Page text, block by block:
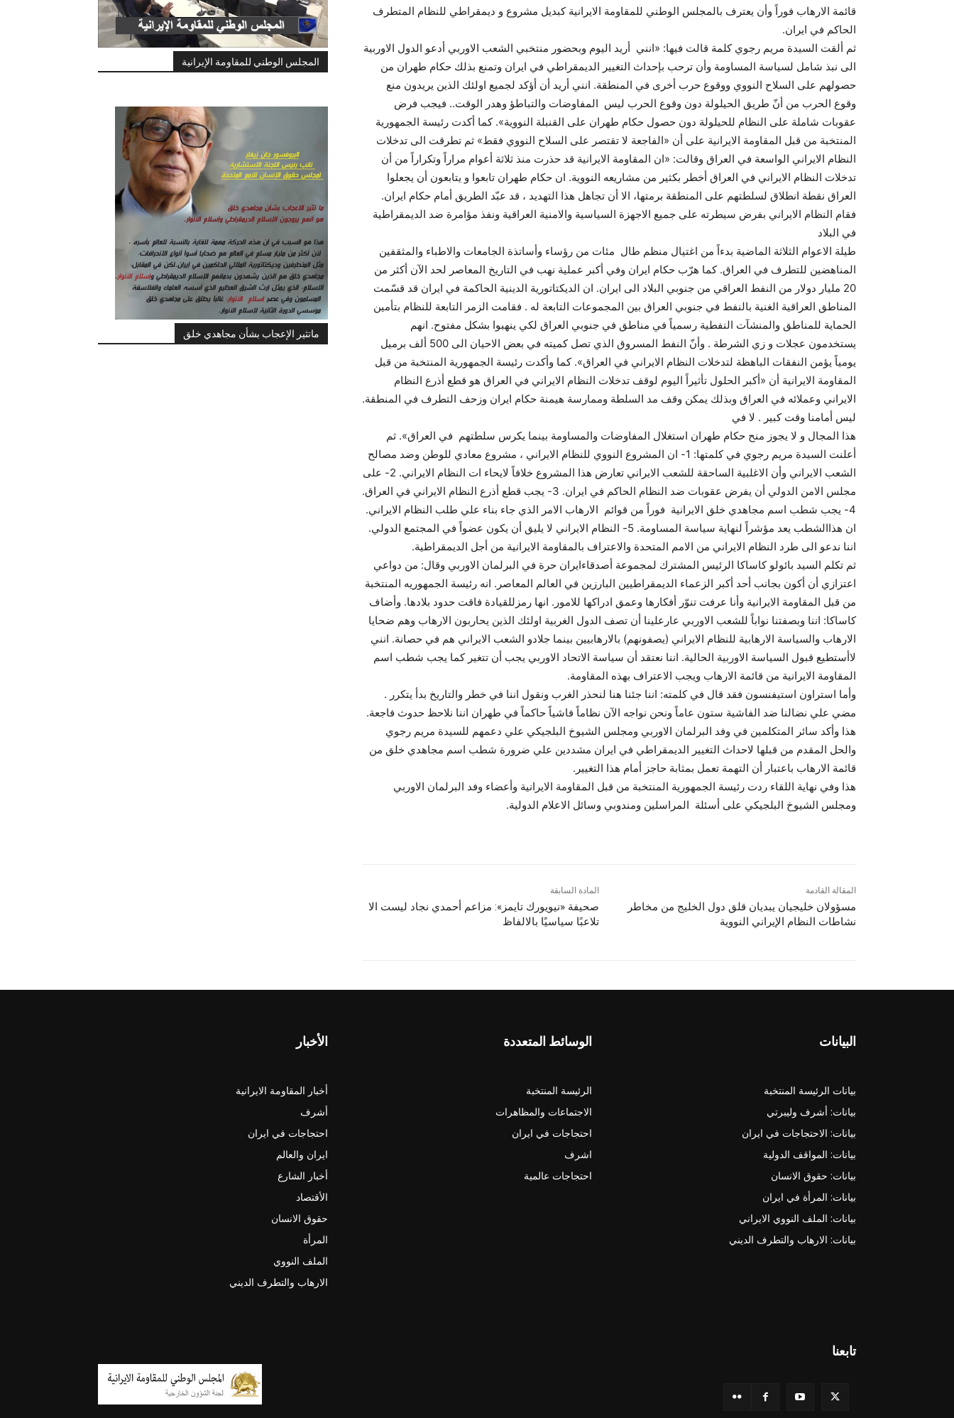
المجلس الوطني للمقاومة الإيرانية
ماتثير الإعجاب بشأن مجاهدي خلق
قائمة الارهاب فوراً وأن يعترف بالمجلس الوطني للمقاومة الايرانية كبديل مشروع و ديمقراطي للنظام المتطرف
الحاكم في ايران.
ثم ألقت السيدة مريم رجوي كلمة قالت فيها: «انني أريد اليوم وبحضور منتخبي الشعب الاوربي أدعو الدول الاوربية
الى نبذ شامل لسياسة المساومة وأن ترحب بإحداث التغيير الديمقراطي في ايران وتمنع بذلك حكام طهران من
حصولهم على السلاح النووي ووقوع حرب أخرى في المنطقة. انني أريد أن أؤكد لجميع اولئك الذين يريدون منع
وقوع الحرب من أنّ طريق الحيلولة دون وقوع الحرب ليس المفاوضات والتباطؤ وهدر الوقت.. فيجب فرض
عقوبات شاملة على النظام للحيلولة دون حصول حكام طهران على القنبلة النووية». كما أكدت رئيسة الجمهورية
المنتخبة من قبل المقاومة الايرانية على أن «الفاجعة لا تقتصر على السلاح النووي فقط» ثم تطرقت الى تدخلات
النظام الايراني الواسعة في العراق وقالت: «ان المقاومة الايرانية قد حذرت منذ ثلاثة أعوام مراراً وتكراراً من أن
تدخلات النظام الايراني في العراق أخطر بكثير من مشاريعه النووية. ان حكام طهران تابعوا و يتابعون أن يجعلوا
العراق نقطة انطلاق لسلطتهم على المنطقة برمتها، الا أن تجاهل هذا التهديد ، قد عبّد الطريق أمام حكام ايران.
فقام النظام الايراني بفرض سيطرته على جميع الاجهزة السياسية والامنية العراقية ونفذ مؤامرة ضد الديمقراطية
في البلاد
طيلة الاعوام الثلاثة الماضية بدءاً من اغتيال منظم طال مئات من رؤساء وأساتذة الجامعات والاطباء والمثقفين
المناهضين للتطرف في العراق. كما هرّب حكام ايران وفي أكبر عملية نهب في التاريخ المعاصر لحد الآن أكثر من
20 مليار دولار من النفط العراقي من جنوبي البلاد الى ايران. ان الديكتاتورية الدينية الحاكمة في ايران قد قسّمت
المناطق العراقية الغنية بالنفط في جنوبي العراق بين المجموعات التابعة له . فقامت الزمر التابعة للنظام بتأمين
الحماية للمناطق والمنشآت النفطية رسمياً في مناطق في جنوبي العراق لكي ينهبوا بشكل مفتوح. انهم
يستخدمون عجلات و زي الشرطة . وأنّ النفط المسروق الذي تصل كميته في بعض الاحيان الى 500 ألف برميل
يومياً يؤمن النفقات الباهظة لتدخلات النظام الايراني في العراق». كما وأكدت رئيسة الجمهورية المنتخبة من قبل
المقاومة الايرانية أن «أكبر الحلول تأثيراً اليوم لوقف تدخلات النظام الايراني في العراق هو قطع أذرع النظام
الايراني وعملائه في العراق وبذلك يمكن وقف مد السلطة وممارسة هيمنة حكام ايران وزحف التطرف في المنطقة.
ليس أمامنا وقت كبير . لا في
هذا المجال و لا يجوز منح حكام طهران استغلال المفاوضات والمساومة بينما يكرس سلطتهم في العراق». ثم
أعلنت السيدة مريم رجوي في كلمتها: 1- ان المشروع النووي للنظام الايراني ، مشروع معادي للوطن وضد مصالح
الشعب الايراني وأن الاغلبية الساحقة للشعب الايراني تعارض هذا المشروع خلافاً لايحاء ات النظام الايراني. 2- على
مجلس الامن الدولي أن يفرض عقوبات ضد النظام الحاكم في ايران. 3- يجب قطع أذرع النظام الايراني في العراق.
4- يجب شطب اسم مجاهدي خلق الايرانية فوراً من قوائم الارهاب الامر الذي جاء بناء علي طلب النظام الايراني.
ان هذاالشطب يعد مؤشراً لنهاية سياسة المساومة. 5- النظام الايراني لا يليق أن يكون عضواً في المجتمع الدولي.
اننا ندعو الى طرد النظام الايراني من الامم المتحدة والاعتراف بالمقاومة الايرانية من أجل الديمقراطية.
ثم تكلم السيد بائولو كاساكا الرئيس المشترك لمجموعة أصدقاءايران حرة في البرلمان الاوربي وقال: من دواعي
اعتزازي أن أكون بجانب أحد أكبر الزعماء الديمقراطيين البارزين في العالم المعاصر. انه رئيسة الجمهوريه المنتخبة
من قبل المقاومة الايرانية وأنا عرفت تنوّر أفكارها وعمق ادراكها للامور. انها رمزللقيادة فاقت حدود بلادها. وأضاف
كاساكا: اننا وبصفتنا نواباً للشعب الاوربي عارعلينا أن تصف الدول الغربية اولئك الذين يحاربون الارهاب وهم ضحايا
الارهاب والسياسة الارهابية للنظام الايراني (يصفونهم) بالارهابيين بينما جلادو الشعب الايراني هم في حصانة. انني
لاأستطيع قبول السياسة الاوربية الحالية. اننا نعتقد أن سياسة الاتحاد الاوربي يجب أن تتغير كما يجب شطب اسم
المقاومة الايرانية من قائمة الارهاب ويجب الاعتراف بهذه المقاومة.
وأما استراون استيفنسون فقد قال في كلمته: اننا جئنا هنا لنحذر الغرب ونقول اننا في خطر والتاريخ بدأ يتكرر .
مضي علي نضالنا ضد الفاشية ستون عاماً ونحن نواجه الآن نظاماً فاشياً حاكماً في طهران اننا نلاحظ حدوث فاجعة.
هذا وأكد سائر المتكلمين في وفد البرلمان الاوربي ومجلس الشيوخ البلجيكي علي دعمهم للسيدة مريم رجوي
والحل المقدم من قبلها لاحداث التغيير الديمقراطي في ايران مشددين علي ضرورة شطب اسم مجاهدي خلق من
قائمة الارهاب باعتبار أن التهمة تعمل بمثابة حاجز أمام هذا التغيير.
هذا وفي نهاية اللقاء ردت رئيسة الجمهورية المنتخبة من قبل المقاومة الايرانية وأعضاء وفد البرلمان الاوربي
ومجلس الشيوخ البلجيكي على أسئلة المراسلين ومندوبي وسائل الاعلام الدولية.
المادة السابقة
صحيفة «نيويورك تايمز»: مزاعم أحمدي نجاد ليست الا
تلاعبًا سياسيًا بالالفاظ
المقالة القادمة
مسؤولان خليجيان يبديان قلق دول الخليج من مخاطر
نشاطات النظام الإيراني النووية
الأخبار
أخبار المقاومة الايرانية
أشرف
احتجاجات في ايران
ايران والعالم
أخبار الشارع
الأقتصاد
حقوق الانسان
المرأة
الملف النووي
الارهاب والتطرف الديني
الوسائط المتعددة
الرئيسة المنتخبة
الاجتماعات والمظاهرات
احتجاجات في ايران
اشرف
احتجاجات عالمية
البيانات
بيانات الرئيسة المنتخبة
بيانات: أشرف وليبرتي
بيانات: الاحتجاجات في ايران
بيانات: المواقف الدولية
بيانات: حقوق الانسان
بيانات: المرأة في ايران
بيانات: الملف النووي الايراني
بيانات: الارهاب والتطرف الديني
تابعنا